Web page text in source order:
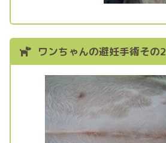
ワンちゃんの避妊手術その2